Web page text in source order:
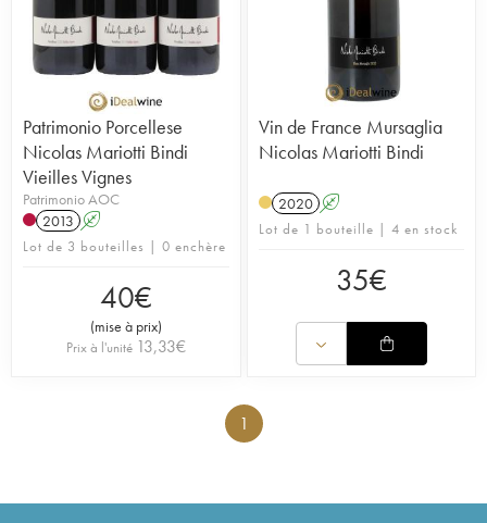
Patrimonio Porcellese
Nicolas Mariotti Bindi
Vieilles Vignes
Patrimonio AOC
2013 A
Lot de 3 bouteilles | 0 enchère
40€
(mise à prix)
Prix à l'unité 13,33€
Vin de France Mursaglia
Nicolas Mariotti Bindi
2020 A
Lot de 1 bouteille | 4 en stock
35€
1